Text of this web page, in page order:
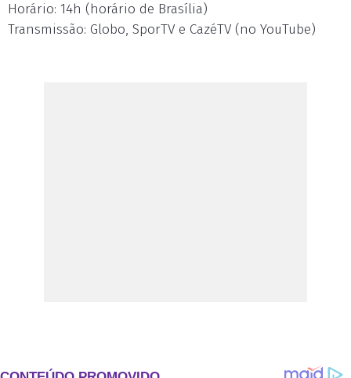
Horário: 14h (horário de Brasília)
Transmissão: Globo, SporTV e CazéTV (no YouTube)